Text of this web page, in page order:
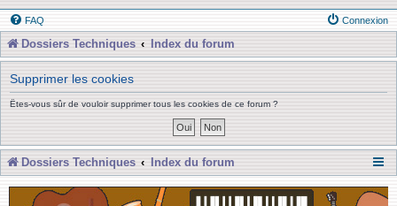
FAQ Connexion
Dossiers Techniques Index du forum
Supprimer les cookies
Êtes-vous sûr de vouloir supprimer tous les cookies de ce forum ?
Dossiers Techniques Index du forum